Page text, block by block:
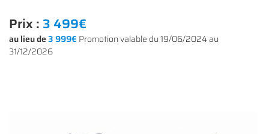
NOS VÉLOS
Prix : 3 499€
au lieu de3 999€ Promotion valable du 19/06/2024 au
31/12/2026